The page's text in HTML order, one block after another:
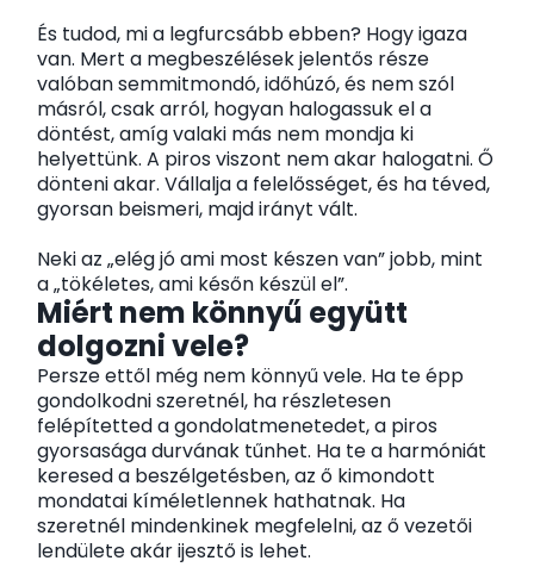
És tudod, mi a legfurcsább ebben? Hogy igaza
van. Mert a megbeszélések jelentős része
valóban semmitmondó, időhúzó, és nem szól
másról, csak arról, hogyan halogassuk el a
döntést, amíg valaki más nem mondja ki
helyettünk. A piros viszont nem akar halogatni. Ő
dönteni akar. Vállalja a felelősséget, és ha téved,
gyorsan beismeri, majd irányt vált.
Neki az „elég jó ami most készen van” jobb, mint
a „tökéletes, ami későn készül el”.
Miért nem könnyű együtt
dolgozni vele?
Persze ettől még nem könnyű vele. Ha te épp
gondolkodni szeretnél, ha részletesen
felépítetted a gondolatmenetedet, a piros
gyorsasága durvának tűnhet. Ha te a harmóniát
keresed a beszélgetésben, az ő kimondott
mondatai kíméletlennek hathatnak. Ha
szeretnél mindenkinek megfelelni, az ő vezetői
lendülete akár ijesztő is lehet.